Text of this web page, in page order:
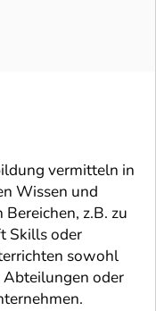
vermitteln in
Wissen und
z.B. zu
Skills oder
sowohl
Abteilungen oder